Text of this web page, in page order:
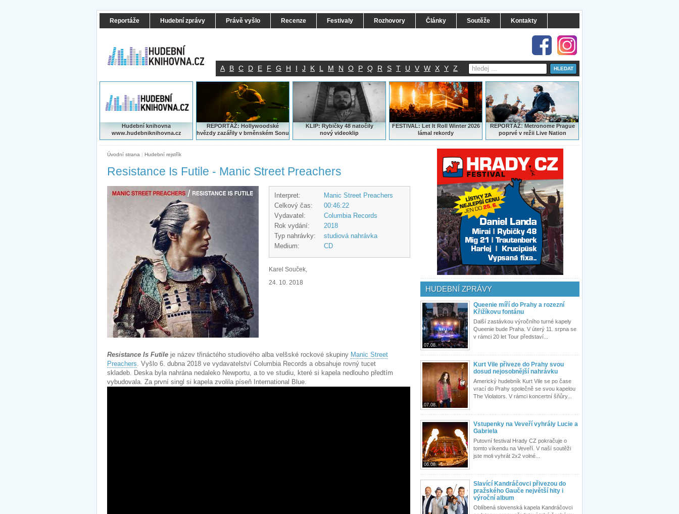
Reportáže Hudební zprávy Právě vyšlo Recenze Festivaly Rozhovory Články Soutěže Kontakty
A B C D E F G H I J K L M N O P Q R S T U V W X Y Z
Hudební knihovna
www.hudebniknihovna.cz
REPORTÁŽ: Hollywoodské
hvězdy zazářily v brněnském Sonu
KLIP: Rybičky 48 natočily
nový videoklip
FESTIVAL: Let It Roll Winter 2026
lámal rekordy
REPORTÁŽ:Metronome Prague
poprvé v režii Live Nation
Úvodní strana | Hudební rejstřík
Resistance Is Futile - Manic Street Preachers
Interpret:
Manic Street Preachers
Celkový čas:
00:46:22
Vydavatel:
Columbia Records
Rok vydání:
2018
Typ nahrávky:
studiová nahrávka
Medium:
CD
Karel Souček,
24. 10. 2018
Resistance Is Futile je název třináctého studiového alba velšské rockové skupiny Manic Street
Preachers. Vyšlo 6. dubna 2018 ve vydavatelství Columbia Records a obsahuje rovný tucet
skladeb. Deska byla nahrána nedaleko Newportu, a to ve studiu, které si kapela nedlouho předtím
vybudovala. Za první singl si kapela zvolila píseň International Blue.
HUDEBNÍ ZPRÁVY
07.08.
Queenie míří do Prahy a rozezní
Křižíkovu fontánu
Další zastávkou výročního turné kapely
Queenie bude Praha. V úterý 11. srpna se
v rámci 20 let Tour představí...
07.08.
Kurt Vile přiveze do Prahy svou
dosud nejosobnější nahrávku
Americký hudebník Kurt Vile se po čase
vrací do Prahy společně se svou kapelou
The Violators. V rámci koncertní šňůry...
06.08.
Vstupenky na Veveří vyhrály Lucie a
Gabriela
Putovní festival Hrady CZ pokračuje o
tomto víkendu na Veveří. V naší soutěži
jste moli vyhrát 2x2 volné...
Slavící Kandráčovci přivezou do
pražského Gauče největší hity i
výroční album
Oblíbená slovenská kapela Kandráčovci